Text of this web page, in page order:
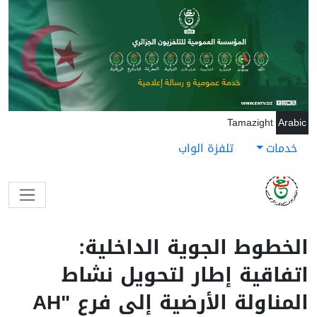
تجاوز إلى المحتوى الرئيسي
Arabic
Tamazight
خدمات تلفزة الواب
الخطوط الجوية الداخلية:
اتفاقية إطار لتحويل نشاط
المناولة الأرضية إلى فرع "AH